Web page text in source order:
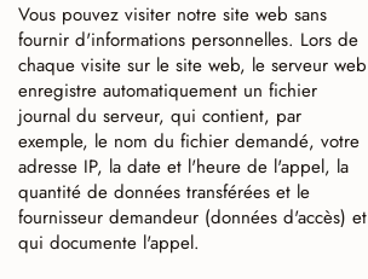
Vous pouvez visiter notre site web sans
fournir d'informations personnelles. Lors de
chaque visite sur le site web, le serveur web
enregistre automatiquement un fichier
journal du serveur, qui contient, par
exemple, le nom du fichier demandé, votre
adresse IP, la date et l'heure de l'appel, la
quantité de données transférées et le
fournisseur demandeur (données d'accès) et
qui documente l'appel.